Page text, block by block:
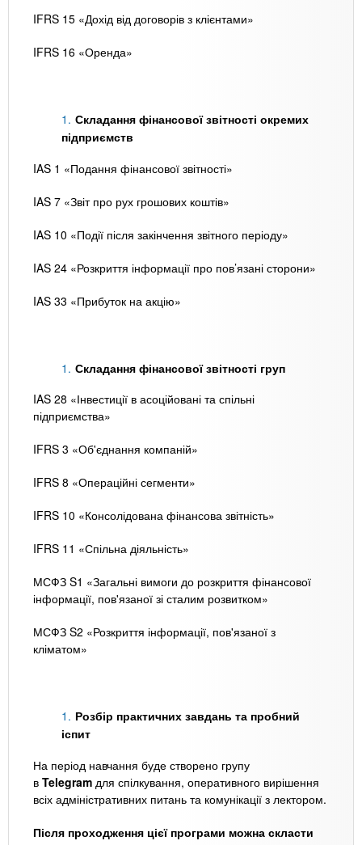
IFRS 15 «Дохід від договорів з клієнтами»
IFRS 16 «Оренда»
Складання фінансової звітності окремих
підприємств
IAS 1 «Подання фінансової звітності»
IAS 7 «Звіт про рух грошових коштів»
IAS 10 «Події після закінчення звітного періоду»
IAS 24 «Розкриття інформації про пов’язані сторони»
IAS 33 «Прибуток на акцію»
Складання фінансової звітності груп
IAS 28 «Інвестиції в асоційовані та спільні
підприємства»
IFRS 3 «Об'єднання компаній»
IFRS 8 «Операційні сегменти»
IFRS 10 «Консолідована фінансова звітність»
IFRS 11 «Спільна діяльність»
МСФЗ S1 «Загальні вимоги до розкриття фінансової
інформації, пов'язаної зі сталим розвитком»
МСФЗ S2 «Розкриття інформації, пов'язаної з
кліматом»
Розбір практичних завдань та пробний
іспит
На період навчання буде створено групу
в Telegram для спілкування, оперативного вирішення
всіх адміністративних питань та комунікації з лектором.
Після проходження цієї програми можна скласти